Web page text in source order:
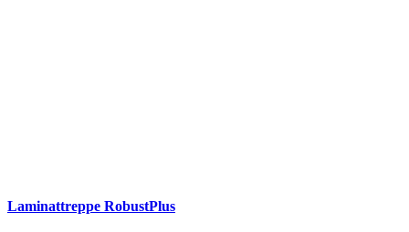
Laminattreppe RobustPlus